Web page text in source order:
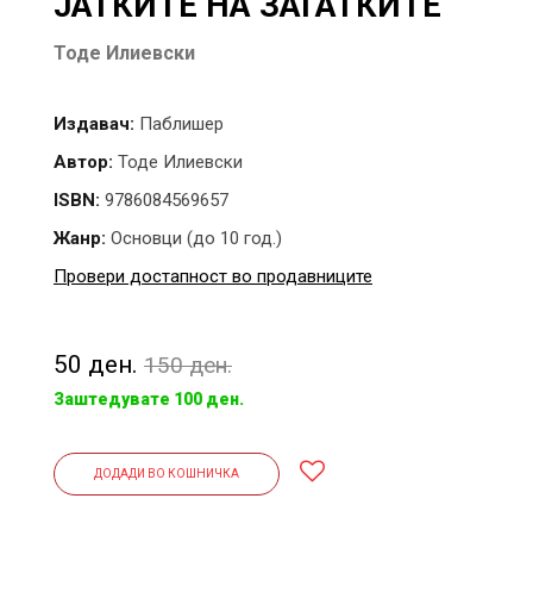
Тоде Илиевски
Издавач: Паблишер
Автор: Тоде Илиевски
ISBN: 9786084569657
Жанр: Основци (до 10 год.)
Провери достапност во продавниците
50 ден. 150 ден.
Заштедувате 100 ден.
ДОДАДИ ВО КОШНИЧКА